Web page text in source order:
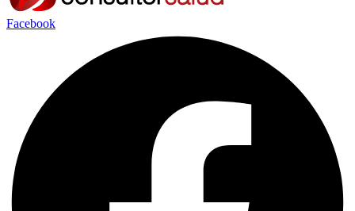
Facebook